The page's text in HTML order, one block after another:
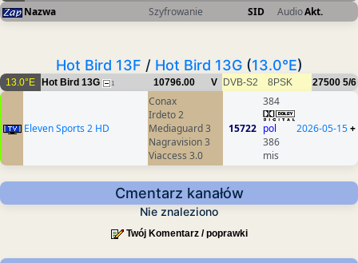
Nazwa Szyfrowanie SID AudioAkt.
Hot Bird 13F / Hot Bird 13G(13.0°E)
13.0°E Hot Bird 13G 1 10796.00 V DVB-S2 8PSK 27500 5/6
Eleven Sports 2 HD
Conax
Irdeto 2
Mediaguard 3
Nagravision 3
Viaccess 3.0
15722
384
pol
386
mis
2026-05-15+
Cmentarz kanałów
Nie znaleziono
Twój Komentarz / poprawki